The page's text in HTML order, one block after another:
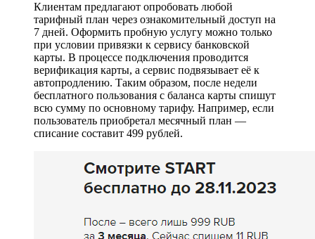
Клиентам предлагают опробовать любой
тарифный план через ознакомительный доступ на
7 дней. Оформить пробную услугу можно только
при условии привязки к сервису банковской
карты. В процессе подключения проводится
верификация карты, а сервис подвязывает её к
автопродлению. Таким образом, после недели
бесплатного пользования с баланса карты спишут
всю сумму по основному тарифу. Например, если
пользователь приобретал месячный план —
списание составит 499 рублей.